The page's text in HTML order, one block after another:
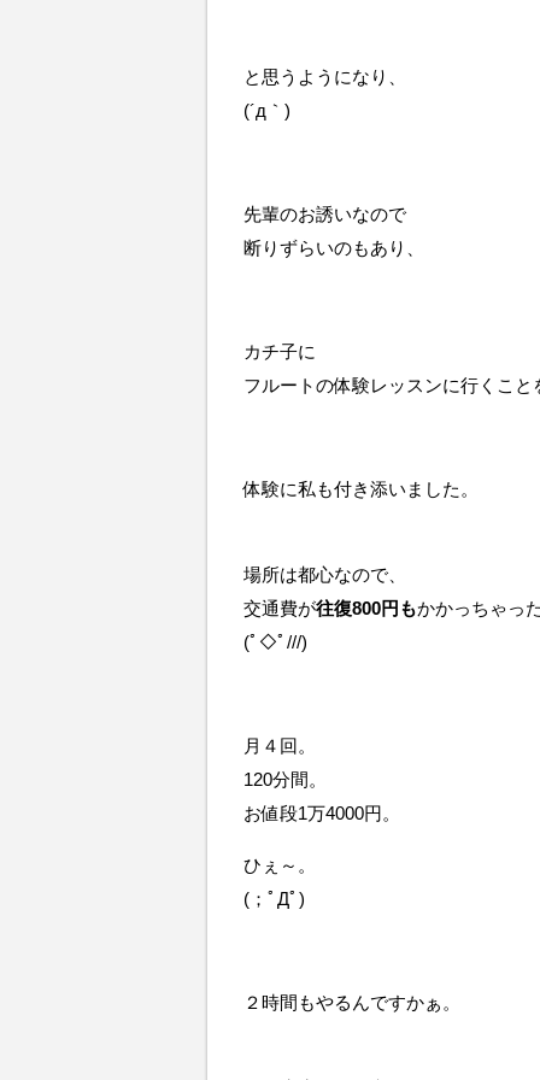
と思うようになり、
(´д｀)
先輩のお誘いなので
断りずらいのもあり、
カチ子に
フルートの体験レッスンに行くこと
体験に私も付き添いました。
場所は都心なので、
交通費が往復800円もかかっちゃっ
(ﾟ◇ﾟ///)
月４回。
120分間。
お値段1万4000円。
ひぇ～。
(；ﾟДﾟ)
２時間もやるんですかぁ。